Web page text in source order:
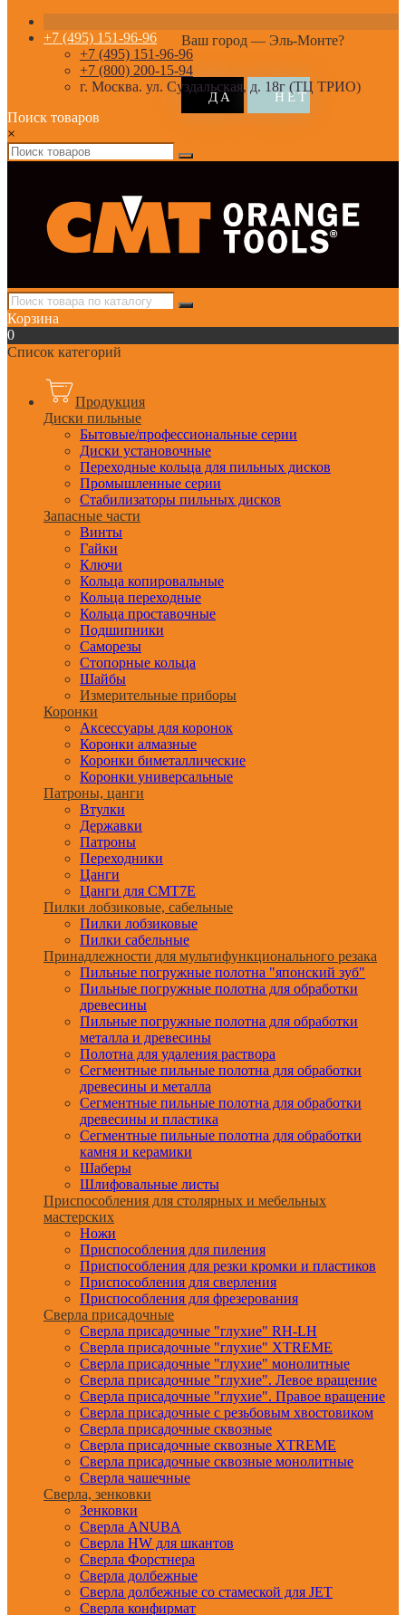
Ваш город — Эль-Монте?
+7 (495) 151-96-96
+7 (495) 151-96-96
+7 (800) 200-15-94
г. Москва. ул. Суздальская, д. 18г (ТЦ ТРИО)
Поиск товаров
×
Корзина
0
Список категорий
Продукция
Диски пильные
Бытовые/профессиональные серии
Диски установочные
Переходные кольца для пильных дисков
Промышленные серии
Стабилизаторы пильных дисков
Запасные части
Винты
Гайки
Ключи
Кольца копировальные
Кольца переходные
Кольца проставочные
Подшипники
Саморезы
Стопорные кольца
Шайбы
Измерительные приборы
Коронки
Аксессуары для коронок
Коронки алмазные
Коронки биметаллические
Коронки универсальные
Патроны, цанги
Втулки
Державки
Патроны
Переходники
Цанги
Цанги для CMT7E
Пилки лобзиковые, сабельные
Пилки лобзиковые
Пилки сабельные
Принадлежности для мультифункционального резака
Пильные погружные полотна "японский зуб"
Пильные погружные полотна для обработки
древесины
Пильные погружные полотна для обработки
металла и древесины
Полотна для удаления раствора
Сегментные пильные полотна для обработки
древесины и металла
Сегментные пильные полотна для обработки
древесины и пластика
Сегментные пильные полотна для обработки
камня и керамики
Шаберы
Шлифовальные листы
Приспособления для столярных и мебельных
мастерских
Ножи
Приспособления для пиления
Приспособления для резки кромки и пластиков
Приспособления для сверления
Приспособления для фрезерования
Сверла присадочные
Сверла присадочные "глухие" RH-LH
Сверла присадочные "глухие" XTREME
Сверла присадочные "глухие" монолитные
Сверла присадочные "глухие". Левое вращение
Сверла присадочные "глухие". Правое вращение
Сверла присадочные с резьбовым хвостовиком
Сверла присадочные сквозные
Сверла присадочные сквозные XTREME
Сверла присадочные сквозные монолитные
Сверла чашечные
Сверла, зенковки
Зенковки
Сверла ANUBA
Сверла HW для шкантов
Сверла Форстнера
Сверла долбежные
Сверла долбежные со стамеской для JET
Сверла конфирмат